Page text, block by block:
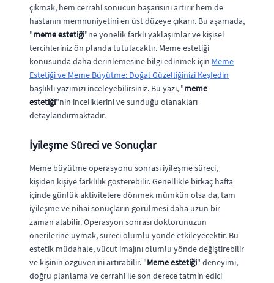
çıkmak, hem cerrahi sonucun başarısını artırır hem de
hastanın memnuniyetini en üst düzeye çıkarır. Bu aşamada,
"meme estetiği"ne yönelik farklı yaklaşımlar ve kişisel
tercihleriniz ön planda tutulacaktır. Meme estetiği
konusunda daha derinlemesine bilgi edinmek için Meme
Estetiği ve Meme Büyütme: Doğal Güzelliğinizi Keşfedin
başlıklı yazımızı inceleyebilirsiniz. Bu yazı, "meme
estetiği"nin inceliklerini ve sunduğu olanakları
detaylandırmaktadır.
İyileşme Süreci ve Sonuçlar
Meme büyütme operasyonu sonrası iyileşme süreci,
kişiden kişiye farklılık gösterebilir. Genellikle birkaç hafta
içinde günlük aktivitelere dönmek mümkün olsa da, tam
iyileşme ve nihai sonuçların görülmesi daha uzun bir
zaman alabilir. Operasyon sonrası doktorunuzun
önerilerine uymak, süreci olumlu yönde etkileyecektir. Bu
estetik müdahale, vücut imajını olumlu yönde değiştirebilir
ve kişinin özgüvenini artırabilir. "Meme estetiği" deneyimi,
doğru planlama ve cerrahi ile son derece tatmin edici